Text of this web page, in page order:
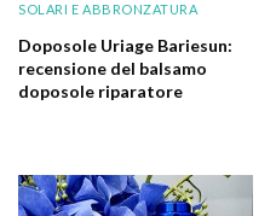
SOLARI E ABBRONZATURA
Doposole Uriage Bariesun:
recensione del balsamo
doposole riparatore